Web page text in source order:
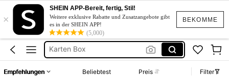
BEKOMME
×
SHEIN APP-Bereit, fertig, Stil!
Weitere exklusive Rabatte und Zusatzangebote gibt
es in der SHEIN APP!
(5,000)
Kartenbox Hochzeit
Cards Box
Karten Box
Empfehlungen Beliebtest Preis Filter